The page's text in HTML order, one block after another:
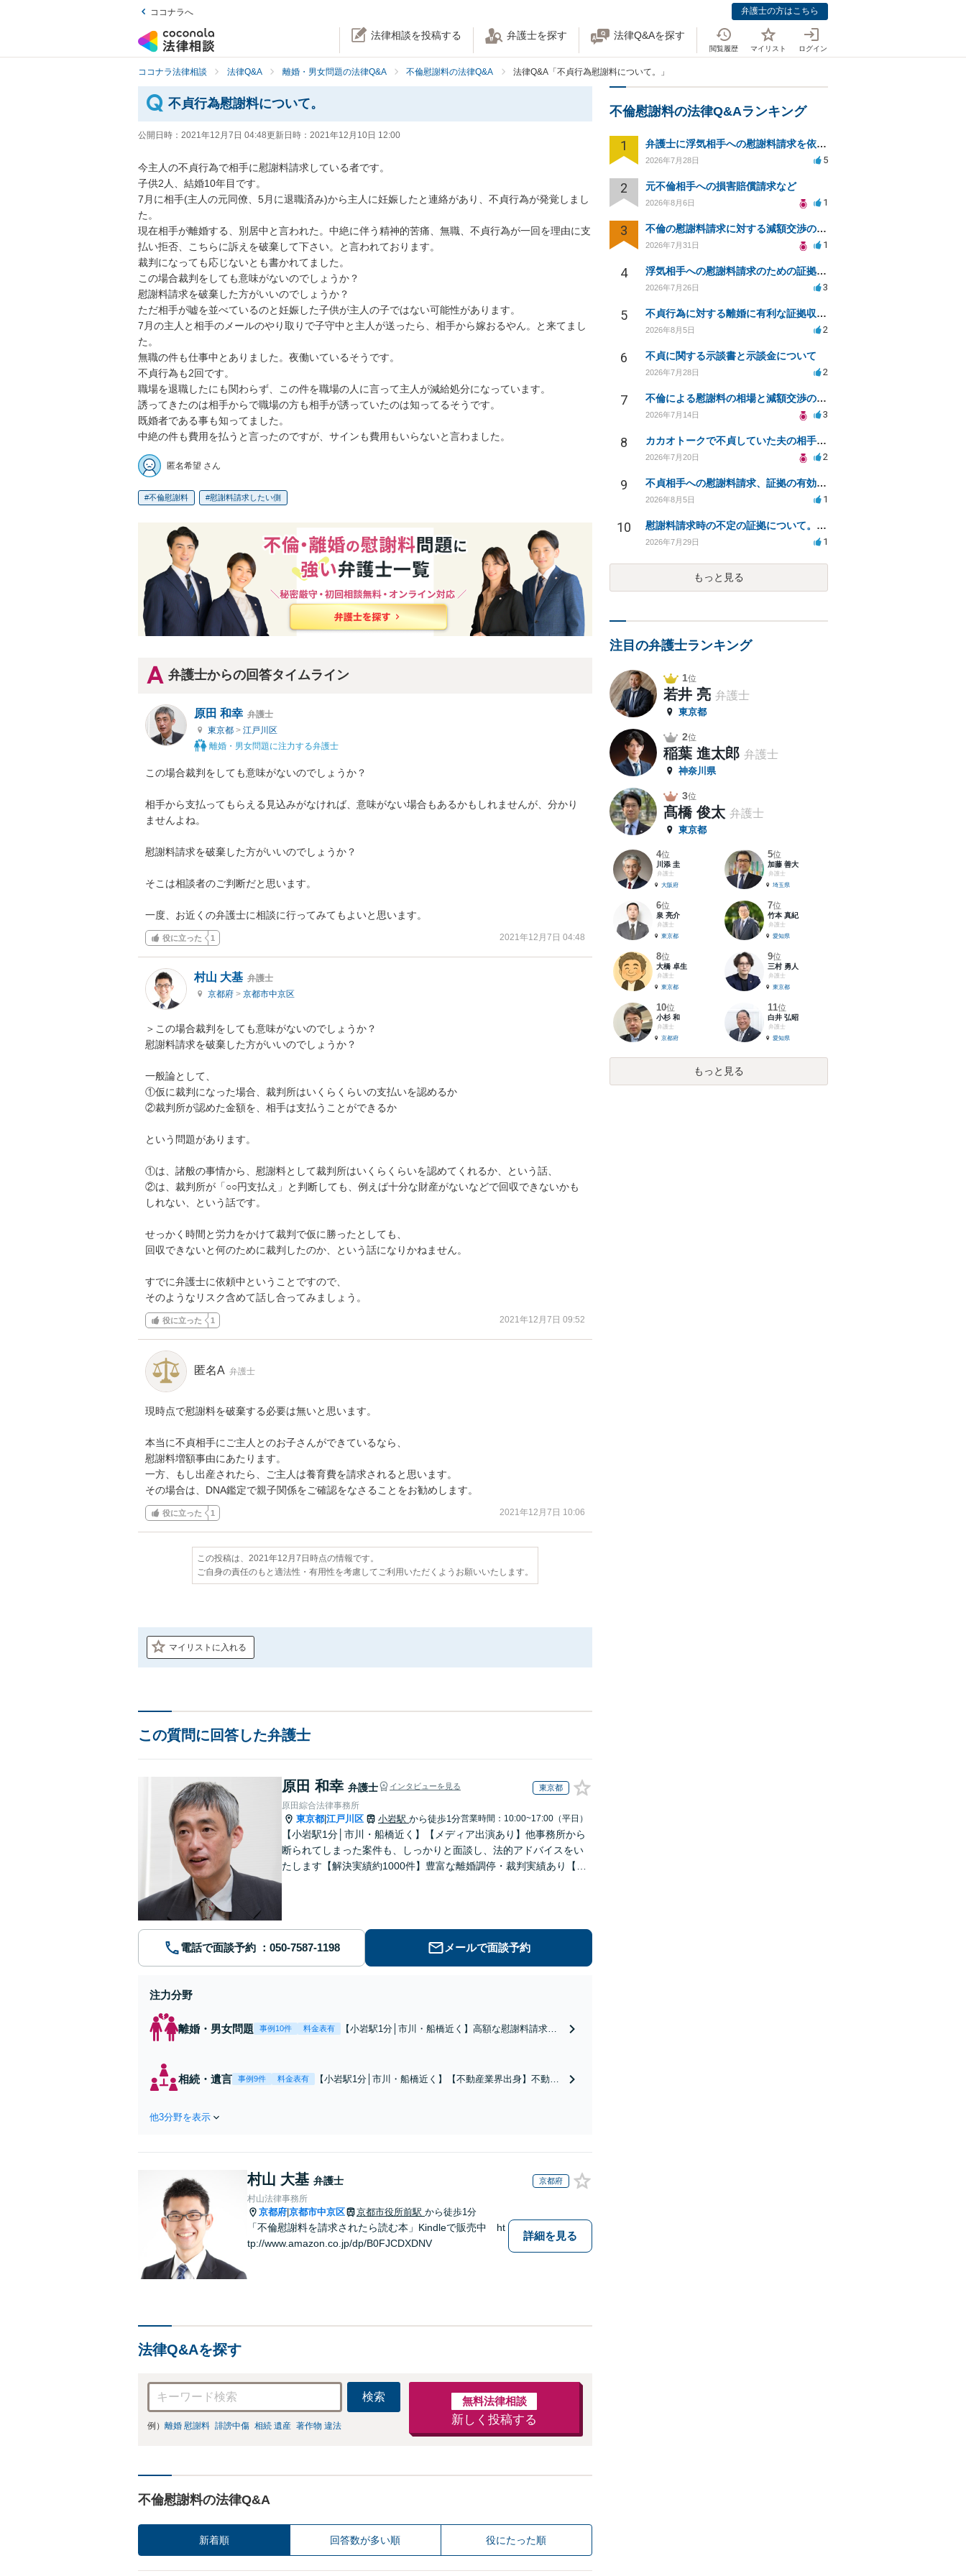
ココナラへ 弁護士の方はこちら
法律相談を投稿する 弁護士を探す 法律Q&Aを探す
閲覧履歴 マイリスト ログイン
ココナラ法律相談 法律Q&A 離婚・男女問題の法律Q&A 不倫慰謝料の法律Q&A 法律Q&A「不貞行為慰謝料について。」
不貞行為慰謝料について。
公開日時： 2021年12月7日 04:48更新日時： 2021年12月10日 12:00
今主人の不貞行為で相手に慰謝料請求している者です。
子供2人、結婚10年目です。
7月に相手(主人の元同僚、5月に退職済み)から主人に妊娠したと連絡があり、不貞行為が発覚しまし
た。
現在相手が離婚する、別居中と言われた。中絶に伴う精神的苦痛、無職、不貞行為が一回を理由に支
払い拒否、こちらに訴えを破棄して下さい。と言われております。
裁判になっても応じないとも書かれてました。
この場合裁判をしても意味がないのでしょうか？
慰謝料請求を破棄した方がいいのでしょうか？
ただ相手が嘘を並べているのと妊娠した子供が主人の子ではない可能性があります。
7月の主人と相手のメールのやり取りで子守中と主人が送ったら、相手から嫁おるやん。と来てまし
た。
無職の件も仕事中とありました。夜働いているそうです。
不貞行為も2回です。
職場を退職したにも関わらず、この件を職場の人に言って主人が減給処分になっています。
誘ってきたのは相手からで職場の方も相手が誘っていたのは知ってるそうです。
既婚者である事も知ってました。
中絶の件も費用を払うと言ったのですが、サインも費用もいらないと言わました。
匿名希望 さん
不倫慰謝料 慰謝料請求したい側
弁護士からの回答タイムライン
原田 和幸 弁護士
東京都 > 江戸川区
離婚・男女問題に注力する弁護士
この場合裁判をしても意味がないのでしょうか？
相手から支払ってもらえる見込みがなければ、意味がない場合もあるかもしれませんが、分かり
ませんよね。
慰謝料請求を破棄した方がいいのでしょうか？
そこは相談者のご判断だと思います。
一度、お近くの弁護士に相談に行ってみてもよいと思います。
役に立った 1 2021年12月7日 04:48
村山 大基 弁護士
京都府 > 京都市中京区
＞この場合裁判をしても意味がないのでしょうか？
慰謝料請求を破棄した方がいいのでしょうか？
一般論として、
①仮に裁判になった場合、裁判所はいくらくらいの支払いを認めるか
②裁判所が認めた金額を、相手は支払うことができるか
という問題があります。
①は、諸般の事情から、慰謝料として裁判所はいくらくらいを認めてくれるか、という話、
②は、裁判所が「○○円支払え」と判断しても、例えば十分な財産がないなどで回収できないかも
しれない、という話です。
せっかく時間と労力をかけて裁判で仮に勝ったとしても、
回収できないと何のために裁判したのか、という話になりかねません。
すでに弁護士に依頼中ということですので、
そのようなリスク含めて話し合ってみましょう。
役に立った 1 2021年12月7日 09:52
匿名A 弁護士
現時点で慰謝料を破棄する必要は無いと思います。
本当に不貞相手にご主人とのお子さんができているなら、
慰謝料増額事由にあたります。
一方、もし出産されたら、ご主人は養育費を請求されると思います。
その場合は、DNA鑑定で親子関係をご確認をなさることをお勧めします。
役に立った 1 2021年12月7日 10:06
この投稿は、2021年12月7日時点の情報です。
ご自身の責任のもと適法性・有用性を考慮してご利用いただくようお願いいたします。
マイリストに入れる
この質問に回答した弁護士
原田 和幸 弁護士 インタビューを見る 東京都
原田綜合法律事務所
東京都 江戸川区 小岩駅 から徒歩1分営業時間：10:00~17:00（平日）
【小岩駅1分│市川・船橋近く】【メディア出演あり】他事務所から
断られてしまった案件も、しっかりと面談し、法的アドバイスをい
たします【解決実績約1000件】豊富な離婚調停・裁判実績あり【不
電話で面談予約 メールで面談予約
注力分野
離婚・男女問題 事例10件 料金表有
【小岩駅1分│市川・船橋近く】高額な慰謝料請求の
家の財産分与に対応！離婚に関するお悩みは、お気
軽にご相談ください【メディア出演】【早朝・夜間
相続・遺言 事例9件 料金表有
【小岩駅1分│市川・船橋近く】【不動産業界出身】不動産
他3分野を表示
村山 大基 弁護士 京都府
村山法律事務所
京都府 京都市中京区 京都市役所前駅 から徒歩1分
「不倫慰謝料を請求されたら読む本」Kindleで販売中 ht
tp://www.amazon.co.jp/dp/B0FJCDXDNV
詳細を見る
法律Q&Aを探す
検索
例） 離婚 慰謝料 誹謗中傷 相続 遺産 著作物 違法
無料法律相談
新しく投稿する
不倫慰謝料の法律Q&A
新着順 回答数が多い順 役にたった順
不倫慰謝料の法律Q&Aランキング
1 弁護士に浮気相手への慰謝料請求を依頼する費用相場は？
2026年7月28日 5
2 元不倫相手への損害賠償請求など
2026年8月6日 1
3 不倫の慰謝料請求に対する減額交渉の可能性と対策
2026年7月31日 1
4 浮気相手への慰謝料請求のための証拠集めと探偵選び
2026年7月26日 3
5 不貞行為に対する離婚に有利な証拠収集方法と法的手続きについて
2026年8月5日 2
6 不貞に関する示談書と示談金について
2026年7月28日 2
7 不倫による慰謝料の相場と減額交渉の可能性について
2026年7月14日 3
8 カカオトークで不貞していた夫の相手を特定したい
2026年7月20日 2
9 不貞相手への慰謝料請求、証拠の有効性と対応方法は？
2026年8月5日 1
10 慰謝料請求時の不定の証拠について。効力があるのか知りたい。
2026年7月29日 1
もっと見る
注目の弁護士ランキング
1位
若井 亮 弁護士
東京都
2位
稲葉 進太郎 弁護士
神奈川県
3位
髙橋 俊太 弁護士
東京都
4位
川添 圭
弁護士
大阪府
5位
加藤 善大
弁護士
埼玉県
6位
泉 亮介
弁護士
東京都
7位
竹本 真紀
弁護士
愛知県
8位
大橋 卓生
弁護士
東京都
9位
三村 勇人
弁護士
東京都
10位
小杉 和
弁護士
京都府
11位
白井 弘昭
弁護士
愛知県
もっと見る